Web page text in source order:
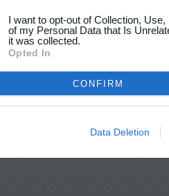
I want to opt-out of Collection,
of my Personal Data that Is
it was collected.
Opted In
CONFIRM
Data Deletion